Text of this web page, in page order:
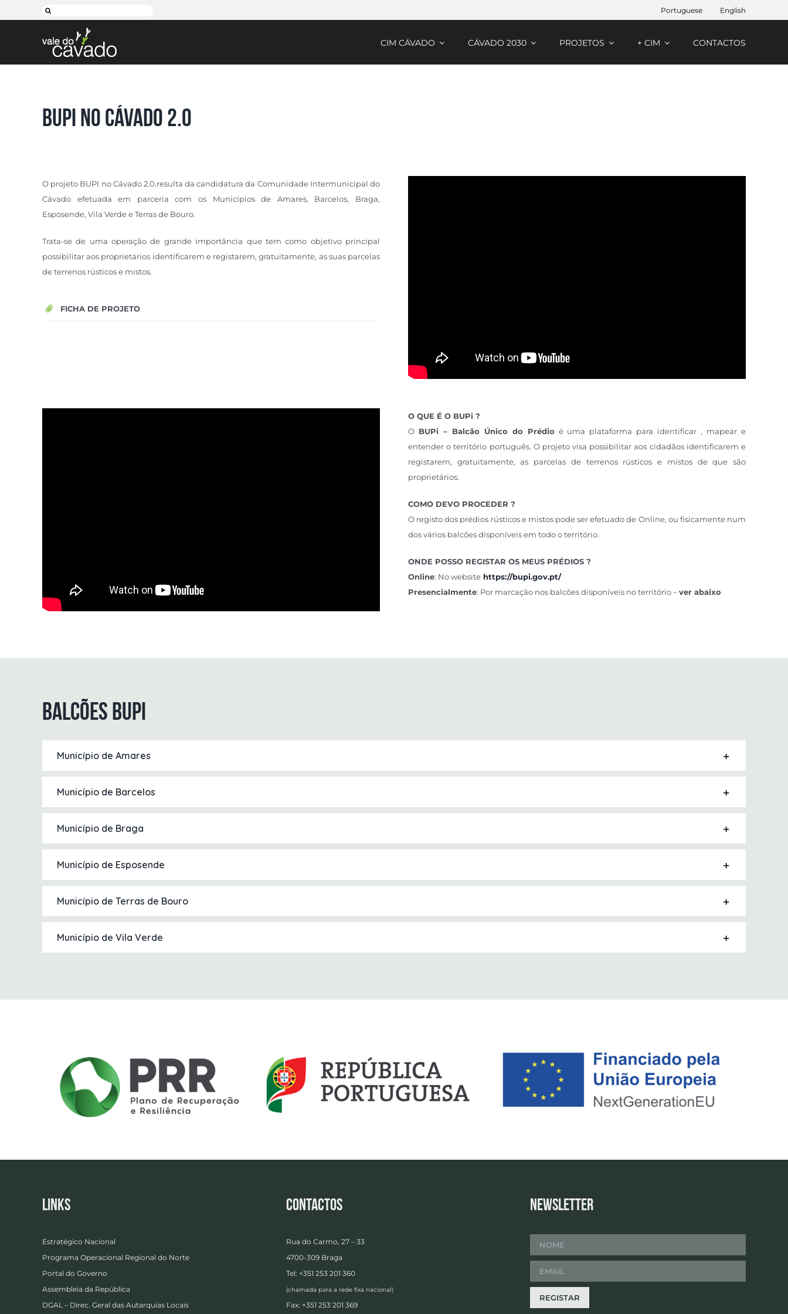
to
Pesquisar Portuguese English
CIM CÁVADO CÁVADO 2030 PROJETOS + CIM CONTACTOS
BUPI no Cávado 2.0
O projeto BUPI no Cávado2.0.resulta da candidatura da Comunidade Intermunicipal do
Cávado efetuada em parceria com os Municípios de Amares, Barcelos, Braga,
Esposende, Vila Verde e Terras de Bouro.
Trata-se de uma operação de grande importância que tem como objetivo principal
possibilitar aos proprietários identificarem e registarem, gratuitamente, as suas parcelas
de terrenos rústicos e mistos.
FICHA DE PROJETO
O QUE É O BUPi ?
O BUPi – Balcão Único do Prédio é uma plataforma para identificar , mapear e
entender o território português. O projeto visa possibilitar aos cidadãos identificarem e
registarem, gratuitamente, as parcelas de terrenos rústicos e mistos de que são
proprietários.
COMO DEVO PROCEDER ?
O registo dos prédios rústicos e mistos pode ser efetuado de Online, ou fisicamente num
dos vários balcões disponíveis em todo o território.
ONDE POSSO REGISTAR OS MEUS PRÉDIOS ?
Online: No website https://bupi.gov.pt/
Presencialmente: Por marcação nos balcões disponíveis no território –ver abaixo
Balcões BUPI
Município de Amares
Município de Barcelos
Município de Braga
Município de Esposende
Município de Terras de Bouro
Município de Vila Verde
Links
Estratégico Nacional
Programa Operacional Regional do Norte
Portal do Governo
Assembleia da República
DGAL – Direc. Geral das Autarquias Locais
Contactos
Rua do Carmo, 27 – 33
4700-309 Braga
Tel: +351 253 201 360
(chamada para a rede fixa nacional)
Fax: +351 253 201 369
Newsletter